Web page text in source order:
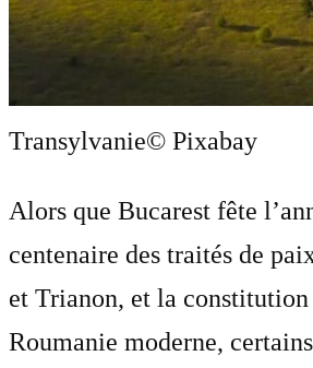
Transylvanie© Pixabay
Alors que Bucarest fête
centenaire des traités de
et Trianon, et la constitution
Roumanie moderne,